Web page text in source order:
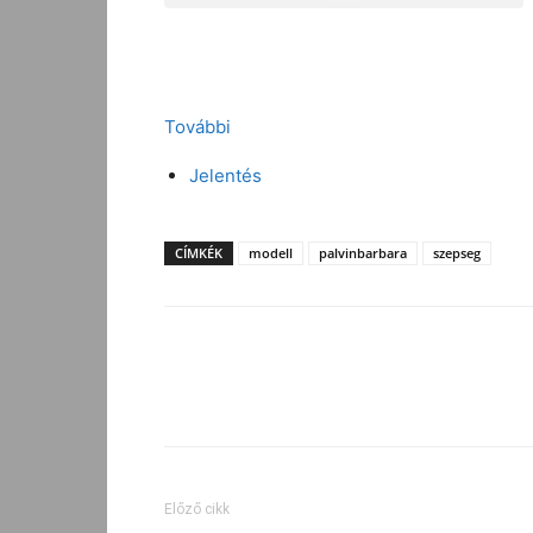
További
Jelentés
CÍMKÉK modell palvinbarbara szepseg
Előző cikk